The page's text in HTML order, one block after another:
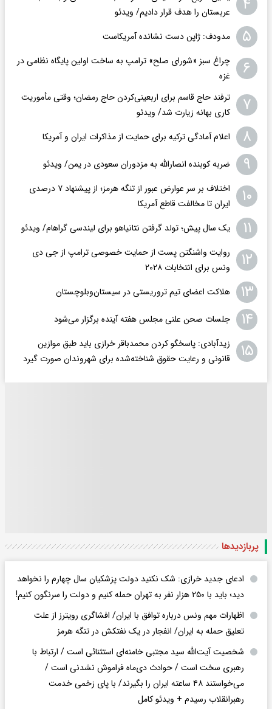
۴
عربستان را هدف قرار دادیم/ ویدئو
۵ مدودف: ژاپن دست نشانده آمریکاست
۶
چراغ سبز «شورای صلح» ترامپ به ساخت اولین پایگاه نظامی در
غزه
۷
ترفند حاج قاسم برای اربعینی‌کردن حاج رمضان؛ وقتی مأموریت
کاری بهانه زیارت شد/ ویدئو
۸ اعلام آمادگی ترکیه برای حمایت از مذاکرات ایران و آمریکا
۹ ضربه کوبنده انصارالله به مزدوران سعودی در یمن/ ویدئو
۱۰
اختلاف بر سر عوارض عبور از تنگه هرمز؛ از پیشنهاد ۷ درصدی
ایران تا مخالفت قاطع آمریکا
۱۱ یک سال پیش؛ تولد گرفتن نتانیاهو برای لیندسی گراهام/ ویدئو
۱۲
روایت واشنگتن پست از حمایت خصوصی ترامپ از جی دی
ونس برای انتخابات ۲۰۲۸
۱۳ هلاکت اعضای تیم تروریستی در سیستان‌وبلوچستان
۱۴ جلسات صحن علنی مجلس هفته آینده برگزار می‌شود
۱۵
زیدآبادی: پاسخگو کردن محمدباقر خرازی باید طبق موازین
قانونی و رعایت حقوق شناخته‌شده برای شهروندان صورت گیرد
پربازدید‌ها
ادعای جدید خرازی: شک نکنید دولت پزشکیان سال چهارم را نخواهد
دید؛ باید با ۲۵۰ هزار نفر به تهران حمله کنیم و دولت را سرنگون کنیم!
اظهارات مهم ونس درباره توافق با ایران/ افشاگری رویترز از علت
تعلیق حمله به ایران/ انفجار در یک نفتکش در تنگه هرمز
شخصیت آیت‌الله سید مجتبی خامنه‌ای استثنائی است / ارتباط با
رهبری سخت است / حوادث دی‌ماه فراموش نشدنی است /
می‌خواستند ۴۸ ساعته ایران را بگیرند/ با پای زخمی خدمت
رهبرانقلاب رسیدم + ویدئو کامل